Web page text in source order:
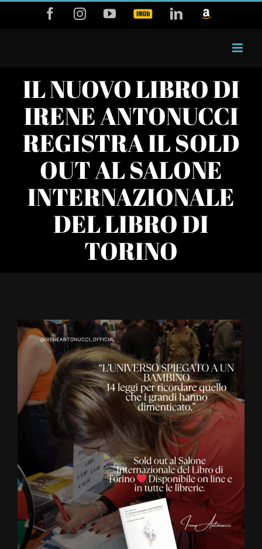
FacebookInstagramYouTube
IMDB LinkedIn
Amazon
IL NUOVO LIBRO DI
IRENE ANTONUCCI
REGISTRA IL SOLD
OUT AL SALONE
INTERNAZIONALE
DEL LIBRO DI
TORINO
Ingrandisci
immagine